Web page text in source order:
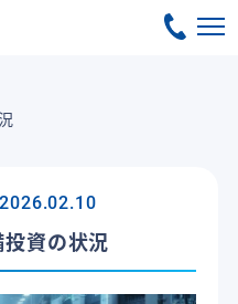
2026.02.10
投資の状況